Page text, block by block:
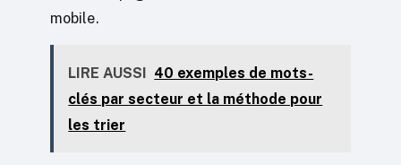
mobile.
LIRE AUSSI 40 exemples de mots-
clés par secteur et la méthode pour
les trier